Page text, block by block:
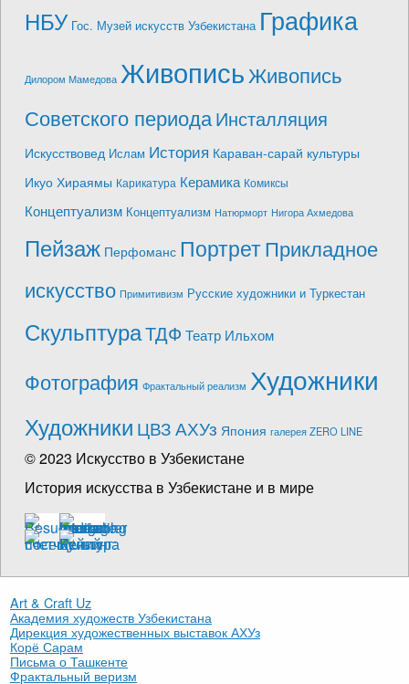
НБУ Гос. Музей искусств Узбекистана Графика
Дилором Мамедова ЖивописьЖивопись
Советского периодаИнсталляция
Искусствовед Ислам История Караван-сарай культуры
Икуо Хираямы Карикатура Керамика Комиксы
Концептуализм Концептуализм Натюрморт Нигора Ахмедова
Пейзаж Перфоманс ПортретПрикладное
искусство Примитивизм Русские художники и Туркестан
СкульптураТДФ Театр Ильхом
Фотография Фрактальный реализм Художники
Художники ЦВЗ АХУз Япония галерея ZERO LINE
© 2023 Искусство в Узбекистане
История искусства в Узбекистане и в мире
Art & Craft Uz
Академия художеств Узбекистана
Дирекция художественных выставок АХУз
Корё Сарам
Письма о Ташкенте
Фрактальный веризм